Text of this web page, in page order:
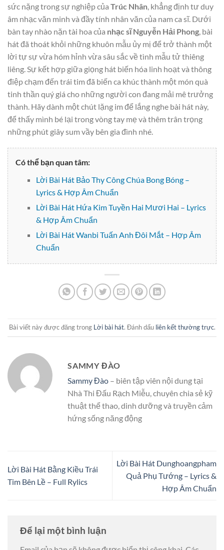
sức nặng trong sự nghiệp của Trúc Nhân , khẳng định tư duy
âm nhạc văn minh và đầy tính nhân văn của nam ca sĩ. Dưới
bàn tay nhào nặn tài hoa của nhạc sĩ Nguyễn Hải Phong , bài
hát đã thoát khỏi những khuôn mẫu ủy mị để trở thành một
lời tự sự vừa hóm hỉnh vừa sâu sắc về tình mẫu tử thiêng
liêng. Sự kết hợp giữa giọng hát biến hóa linh hoạt và thông
điệp chạm đến trái tim đã biến ca khúc thành một món quà
tinh thần quý giá cho những người con đang mải mê trưởng
thành. Hãy dành một chút lặng im để lắng nghe bài hát này,
để thấy mình bé lại trong vòng tay mẹ và thêm trân trọng
những phút giây sum vầy bên gia đình nhé.
Có thể bạn quan tâm:
Lời Bài Hát Bảo Thy Công Chúa Bong Bóng –
Lyrics & Hợp Âm Chuẩn
Lời Bài Hát Hứa Kim Tuyền Hai Mươi Hai – Lyrics
& Hợp Âm Chuẩn
Lời Bài Hát Wanbi Tuấn Anh Đôi Mắt – Hợp Âm
Chuẩn
Bài viết này được đăng trong Lời bài hát. Đánh dấu liên kết thường trực.
SAMMY ĐÀO
Sammy Đào – biên tập viên nội dung tại
Nhà Thi Đấu Rạch Miễu, chuyên chia sẻ kỹ
thuật thể thao, dinh dưỡng và truyền cảm
hứng sống năng động
Lời Bài Hát Bằng Kiều Trái
Tim Bên Lề – Full Rylics
Lời Bài Hát Dunghoangpham
Quả Phụ Tướng – Lyrics &
Hợp Âm Chuẩn
Để lại một bình luận